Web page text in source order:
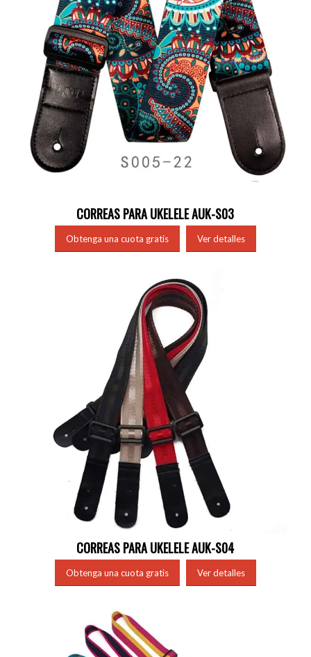
CORREAS PARA UKELELE AUK-S03
Obtenga una cuota gratis Ver detalles
CORREAS PARA UKELELE AUK-S04
Obtenga una cuota gratis Ver detalles